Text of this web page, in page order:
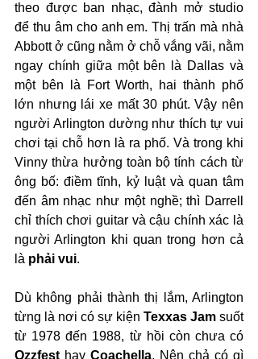
theo được ban nhạc, đành mở studio
để thu âm cho anh em. Thị trấn mà nhà
Abbott ở cũng nằm ở chỗ vắng vãi, nằm
ngay chính giữa một bên là Dallas và
một bên là Fort Worth, hai thành phố
lớn nhưng lái xe mất 30 phút. Vậy nên
người Arlington dường như thích tự vui
chơi tại chỗ hơn là ra phố. Và trong khi
Vinny thừa hưởng toàn bộ tính cách từ
ông bố: điềm tĩnh, kỷ luật và quan tâm
đến âm nhạc như một nghề; thì Darrell
chỉ thích chơi guitar và cậu chính xác là
người Arlington khi quan trong hơn cả
là phải vui.
Dù không phải thành thị lắm, Arlington
từng là nơi có sự kiện Texxas Jam suốt
Ozzfest hay Coachella. Nên chả có gì